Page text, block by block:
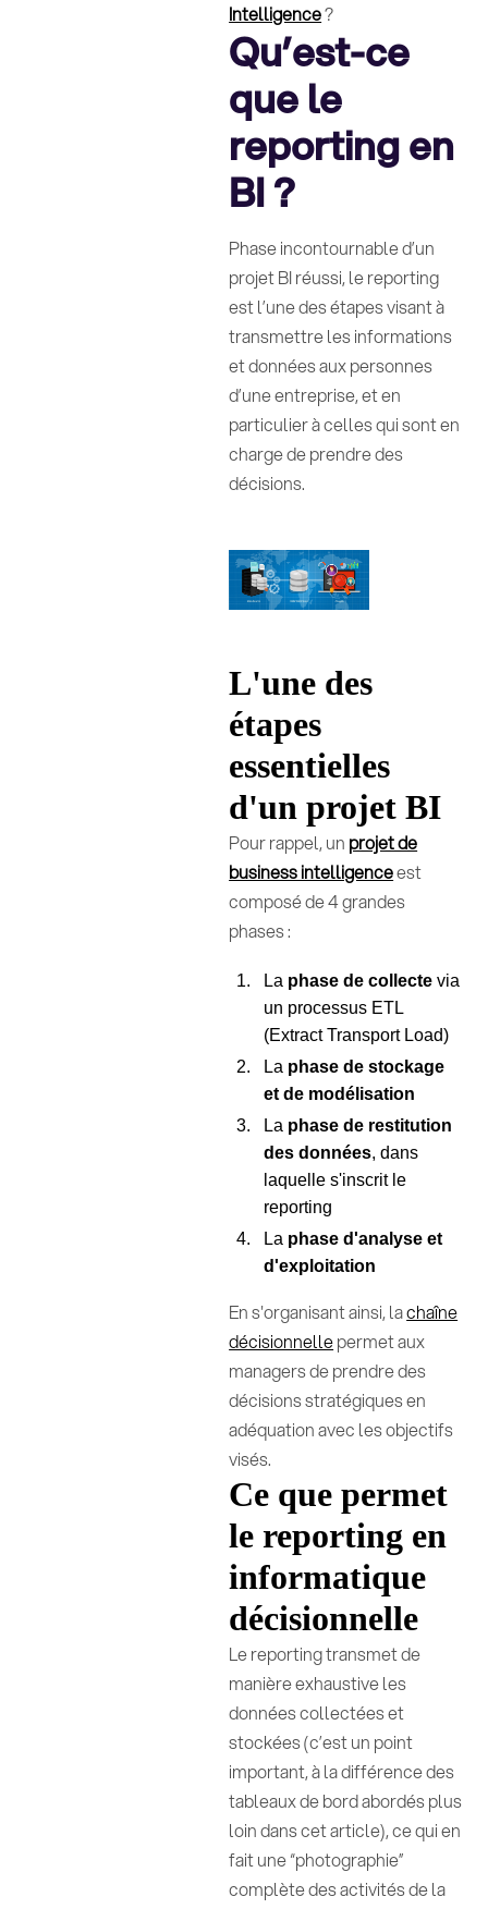
Intelligence?
Qu’est-ce
que le
reporting en
BI ?
Phase incontournable d’un
projet BI réussi, le reporting
est l’une des étapes visant à
transmettre les informations
et données aux personnes
d’une entreprise, et en
particulier à celles qui sont en
charge de prendre des
décisions.
L'une des
étapes
essentielles
d'un projet BI
Pour rappel, un projet de
business intelligenceest
composé de 4 grandes
phases :
La phase de collectevia
un processus ETL
(Extract Transport Load)
La phase de stockage
et de modélisation
La phase de restitution
des données, dans
laquelle s'inscrit le
reporting
La phase d'analyse et
d'exploitation
En s'organisant ainsi, lachaîne
décisionnellepermet aux
managers de prendre des
décisions stratégiques en
adéquation avec les objectifs
visés.
Ce que permet
le reporting en
informatique
décisionnelle
Le reporting transmet de
manière exhaustive les
données collectées et
stockées (c’est un point
important, à la différence des
tableaux de bord abordés plus
loin dans cet article), ce qui en
fait une “photographie”
complète des activités de la